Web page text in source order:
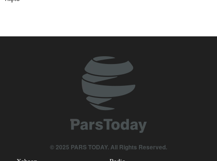
hevuj kardey təkid kardedən
Əməli Hərəkot: Mığovimət bo Livani mıdofiyə kardey yeqanə roye
Briqada qeneral İbnur-Rıza:İroni bumiyə texnoloqiya reqiyonədə
Bə inə vətəni oqardemon
© 2025 PARS TODAY. All Rights Reserved.